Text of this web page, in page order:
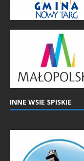
INNE WSIE SPISKIE